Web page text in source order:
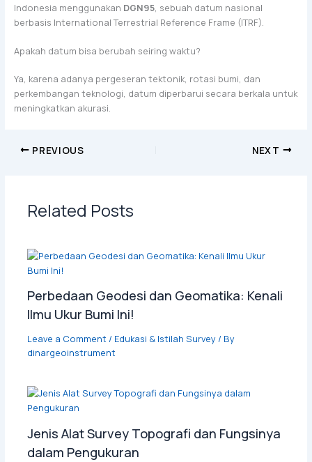
Indonesia menggunakan DGN95, sebuah datum nasional
berbasis International Terrestrial Reference Frame (ITRF).
Apakah datum bisa berubah seiring waktu?
Ya, karena adanya pergeseran tektonik, rotasi bumi, dan
perkembangan teknologi, datum diperbarui secara berkala untuk
meningkatkan akurasi.
PREVIOUS NEXT
Related Posts
Perbedaan Geodesi dan Geomatika: Kenali
Ilmu Ukur Bumi Ini!
Leave a Comment/ Edukasi & Istilah Survey/ By
dinargeoinstrument
Jenis Alat Survey Topografi dan Fungsinya
dalam Pengukuran